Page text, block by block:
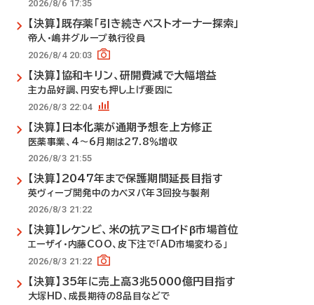
2026/8/6 17:35
【決算】既存薬「引き続きベストオーナー探索」
帝人・嶋井グループ執行役員
2026/8/4 20:03
【決算】協和キリン、研開費減で大幅増益
主力品好調、円安も押し上げ要因に
2026/8/3 22:04
【決算】日本化薬が通期予想を上方修正
医薬事業、4～6月期は27.8％増収
2026/8/3 21:55
【決算】2047年まで保護期間延長目指す
英ヴィーブ開発中のカベヌバ年3回投与製剤
2026/8/3 21:22
【決算】レケンビ、米の抗アミロイドβ市場首位
エーザイ・内藤COO、皮下注で「AD市場変わる」
2026/8/3 21:22
【決算】35年に売上高3兆5000億円目指す
大塚HD、成長期待の8品目などで